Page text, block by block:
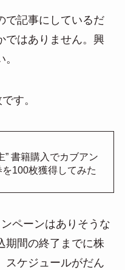
で記事にしているだ
ではありません。興
す。
” 書籍購入でカブアン
を100枚獲得してみた
ペーンはありそうな
期間の終了までに株
スケジュールがだん